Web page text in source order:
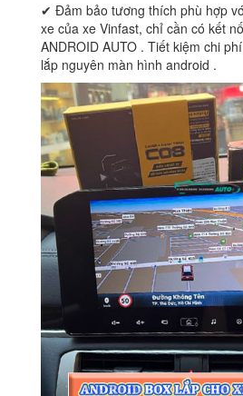
✔ Đảm bảo tương thích phù hợp
xe của xe Vinfast, chỉ cần có kết
ANDROID AUTO . Tiết kiệm chi
lắp nguyên màn hình android .